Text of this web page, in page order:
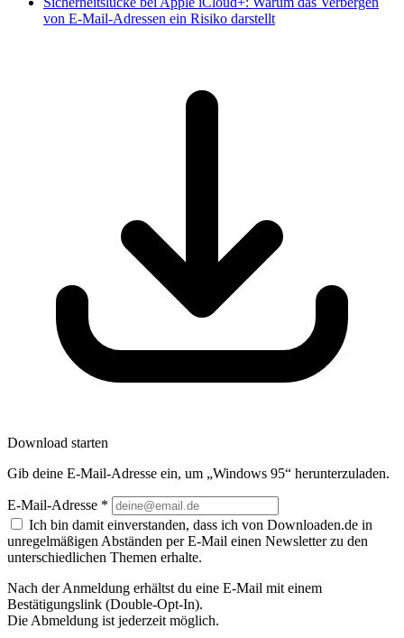
von E-Mail-Adressen ein Risiko darstellt
Download starten
Gib deine E-Mail-Adresse ein, um „Windows 95“ herunterzuladen.
E-Mail-Adresse *
Ich bin damit einverstanden, dass ich von Downloaden.de in
unregelmäßigen Abständen per E-Mail einen Newsletter zu den
unterschiedlichen Themen erhalte.
Nach der Anmeldung erhältst du eine E-Mail mit einem
Bestätigungslink (Double-Opt-In).
Die Abmeldung ist jederzeit möglich.